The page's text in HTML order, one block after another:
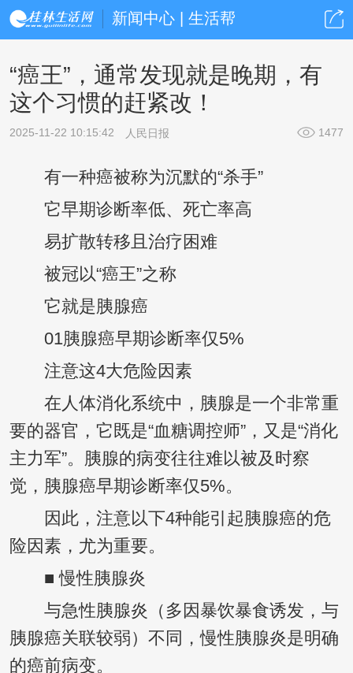
新闻中心 | 生活帮
“癌王”，通常发现就是晚期，有
这个习惯的赶紧改！
2025-11-22 10:15:42 人民日报 1477
有一种癌被称为沉默的“杀手”
它早期诊断率低、死亡率高
易扩散转移且治疗困难
被冠以“癌王”之称
它就是胰腺癌
01胰腺癌早期诊断率仅5%
注意这4大危险因素
在人体消化系统中，胰腺是一个非常重
要的器官，它既是“血糖调控师”，又是“消化
主力军”。胰腺的病变往往难以被及时察
觉，胰腺癌早期诊断率仅5%。
因此，注意以下4种能引起胰腺癌的危
险因素，尤为重要。
■ 慢性胰腺炎
与急性胰腺炎（多因暴饮暴食诱发，与
胰腺癌关联较弱）不同，慢性胰腺炎是明确
的癌前病变。